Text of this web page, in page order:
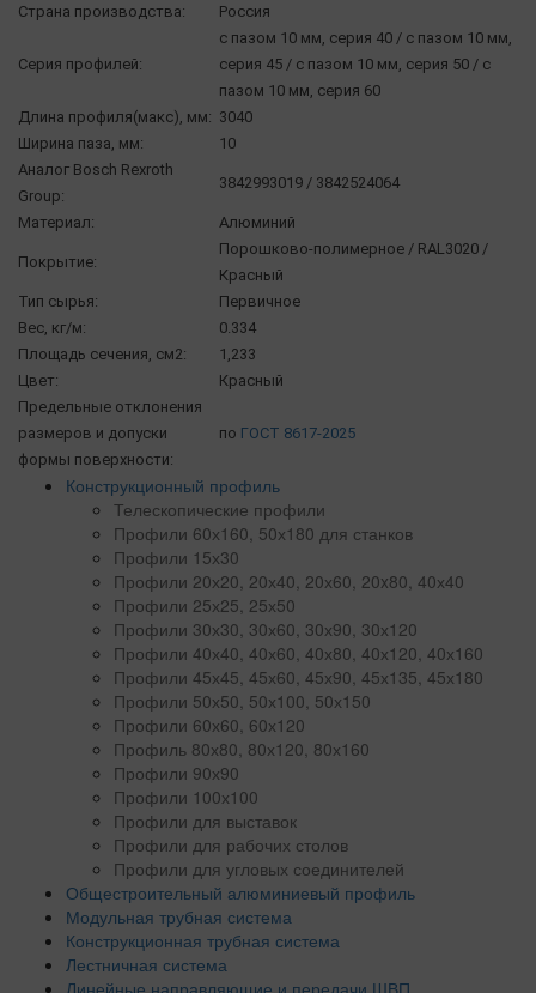
Страна производства:
Россия
Серия профилей:
с пазом 10 мм, серия 40 / с пазом 10 мм,
серия 45 / с пазом 10 мм, серия 50 / с
пазом 10 мм, серия 60
Длина профиля(макс), мм: 3040
Ширина паза, мм:
10
Аналог Bosch Rexroth
Group:
3842993019 / 3842524064
Материал: Алюминий
Покрытие:
Порошково-полимерное / RAL3020 /
Красный
Тип сырья:
Первичное
Вес, кг/м:
0.334
Площадь сечения, см2:
1,233
Цвет:
Красный
Предельные отклонения
размеров и допуски
формы поверхности:
по ГОСТ 8617-2025
Конструкционный профиль
Телескопические профили
Профили 60х160, 50х180 для станков
Профили 15х30
Профили 20х20, 20х40, 20х60, 20x80, 40х40
Профили 25х25, 25х50
Профили 30х30, 30х60, 30х90, 30х120
Профили 40х40, 40х60, 40х80, 40х120, 40х160
Профили 45х45, 45х60, 45х90, 45х135, 45х180
Профили 50х50, 50х100, 50х150
Профили 60х60, 60х120
Профиль 80х80, 80х120, 80х160
Профили 90х90
Профили 100х100
Профили для выставок
Профили для рабочих столов
Профили для угловых соединителей
Общестроительный алюминиевый профиль
Модульная трубная система
Конструкционная трубная система
Лестничная система
Линейные направляющие и передачи ШВП